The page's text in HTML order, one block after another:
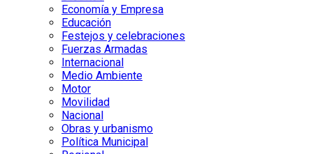
Economía y Empresa
Educación
Festejos y celebraciones
Fuerzas Armadas
Internacional
Medio Ambiente
Motor
Movilidad
Nacional
Obras y urbanismo
Política Municipal